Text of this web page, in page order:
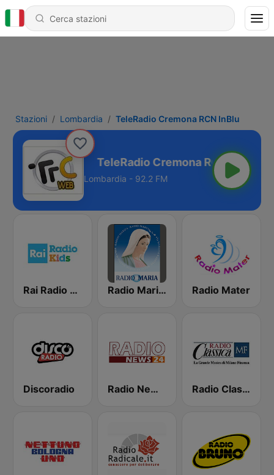
Stazioni Lombardia TeleRadio Cremona RCN InBlu
RCN InBlu
Lombardia - 92.2 FM
Rai Radio Kids Radio Maria Italy Radio Mater
Discoradio Radio News 24 Radio Classica 89.5 FM